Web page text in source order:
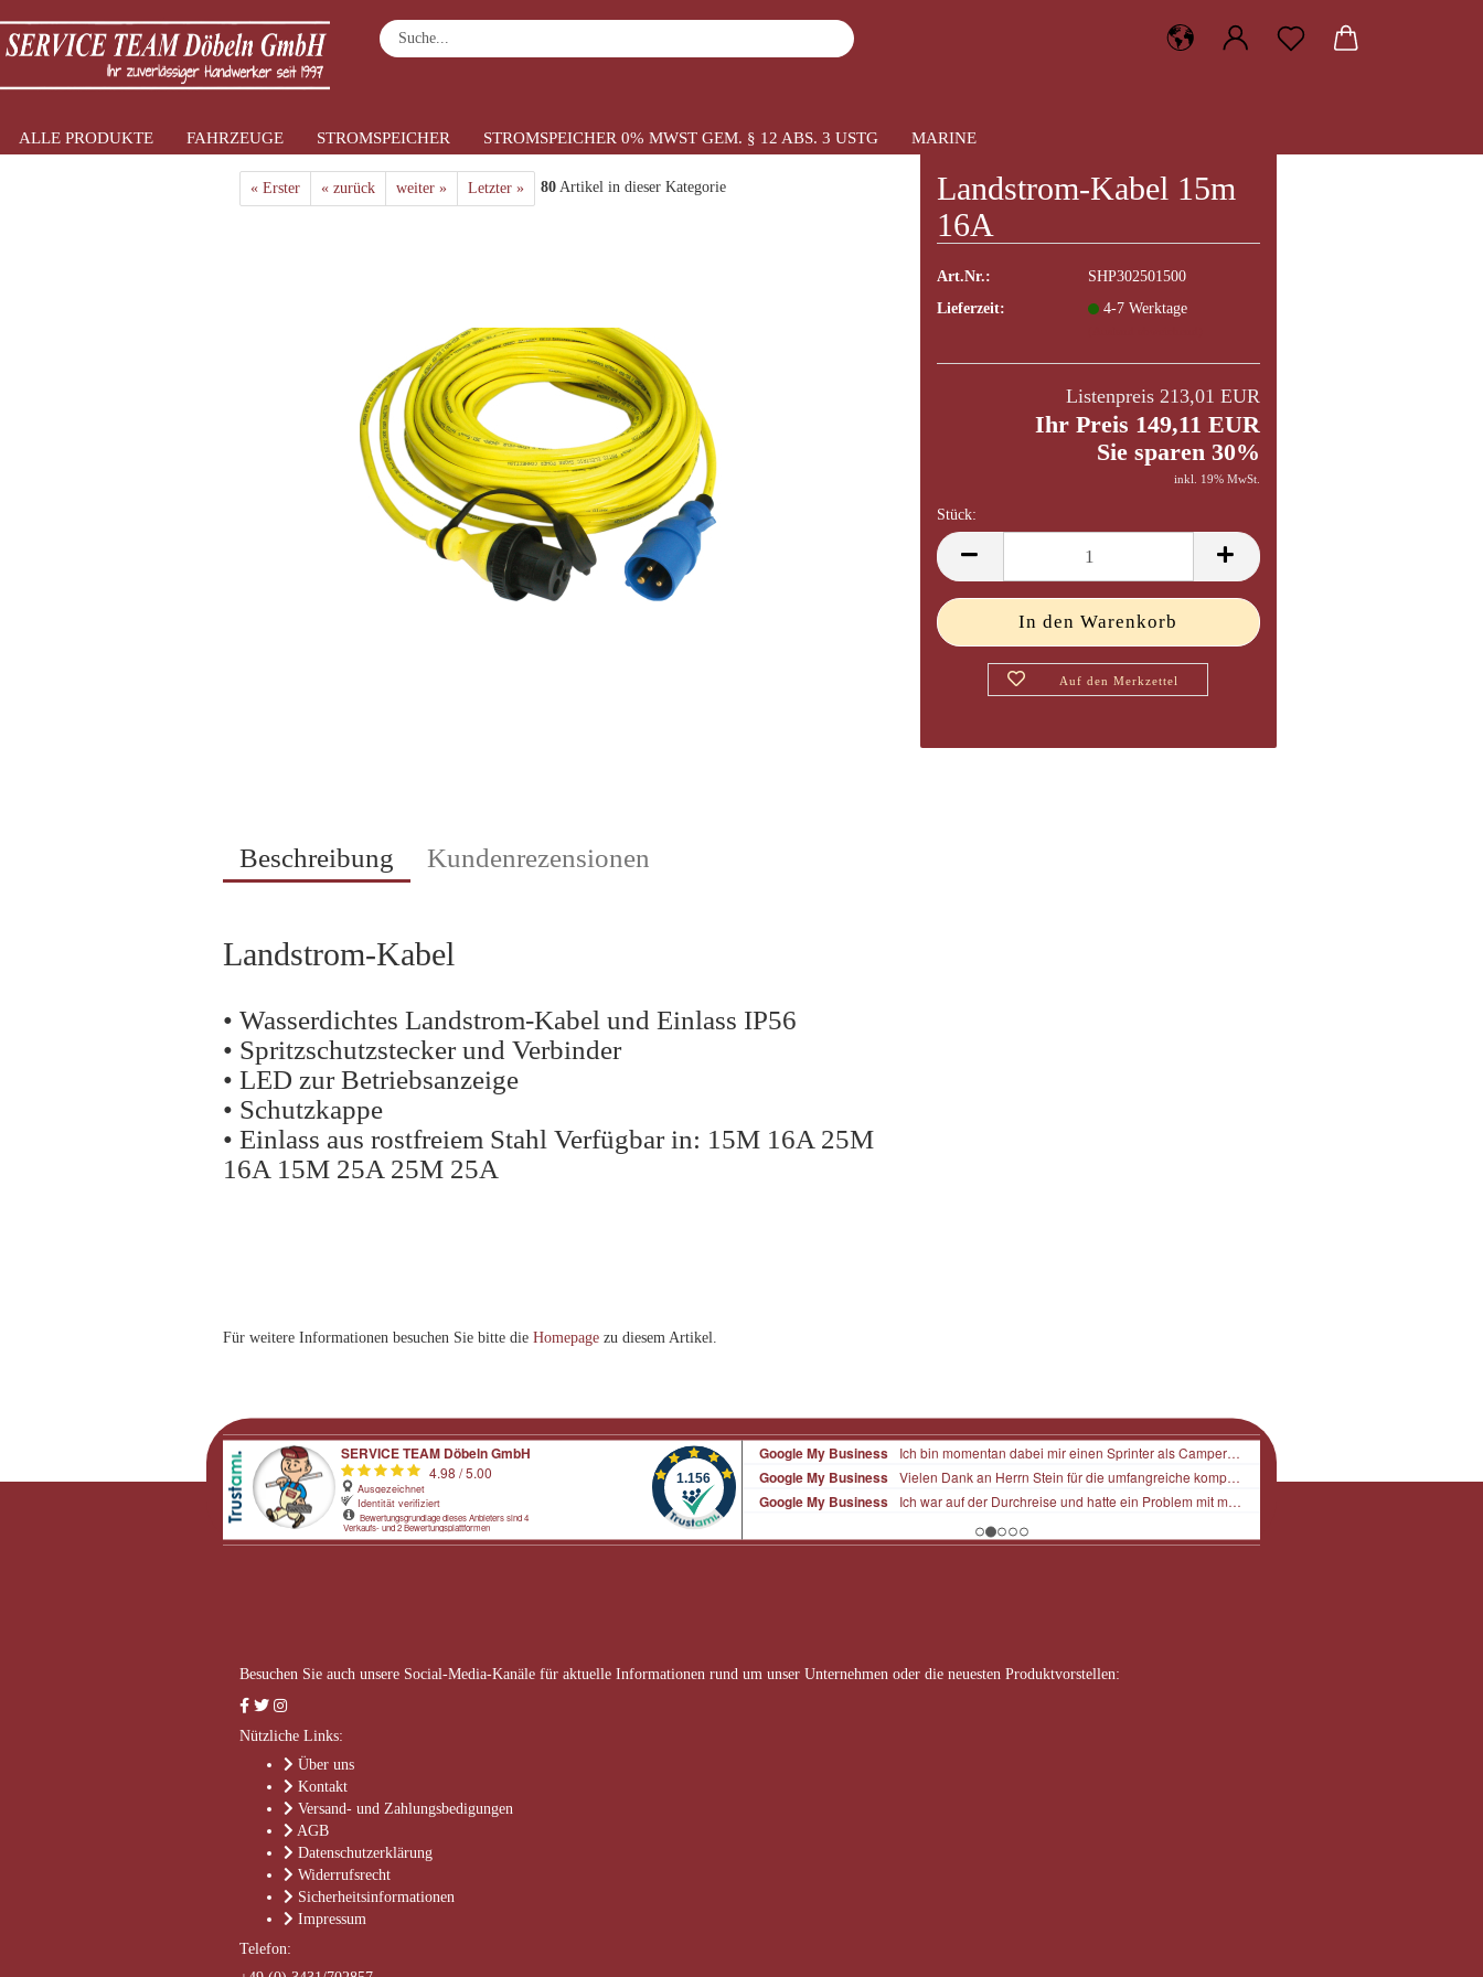
Suche...
ALLE PRODUKTE FAHRZEUGE STROMSPEICHER STROMSPEICHER 0% MWST GEM. § 12 ABS. 3 USTG MARINE
Startseite Alle Produkte » Kabel und Schnittstellen » Landstrom-Kabel 15m 16A
« Erster « zurück weiter » Letzter » 80 Artikel in dieser Kategorie
Landstrom-Kabel 15m
16A
Art.Nr.:
SHP302501500
Lieferzeit:
4-7 Werktage
Listenpreis 213,01 EUR
Ihr Preis 149,11 EUR
Sie sparen 30%
inkl. 19% MwSt.
Stück:
Stück
Auf den Merkzettel
Beschreibung Kundenrezensionen
Landstrom-Kabel
• Wasserdichtes Landstrom-Kabel und Einlass IP56
• Spritzschutzstecker und Verbinder
• LED zur Betriebsanzeige
• Schutzkappe
• Einlass aus rostfreiem Stahl Verfügbar in: 15M 16A 25M
16A 15M 25A 25M 25A
Für weitere Informationen besuchen Sie bitte die Homepage zu diesem Artikel.
Besuchen Sie auch unsere Social-Media-Kanäle für aktuelle Informationen rund um unser Unternehmen oder die neuesten Produktvorstellen:
Nützliche Links:
Über uns
Kontakt
Versand- und Zahlungsbedigungen
AGB
Datenschutzerklärung
Widerrufsrecht
Sicherheitsinformationen
Impressum
Telefon: